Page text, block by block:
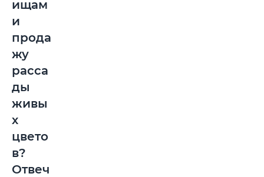
ищам
и
прода
жу
расса
ды
живы
х
цвето
в?
Отвеч